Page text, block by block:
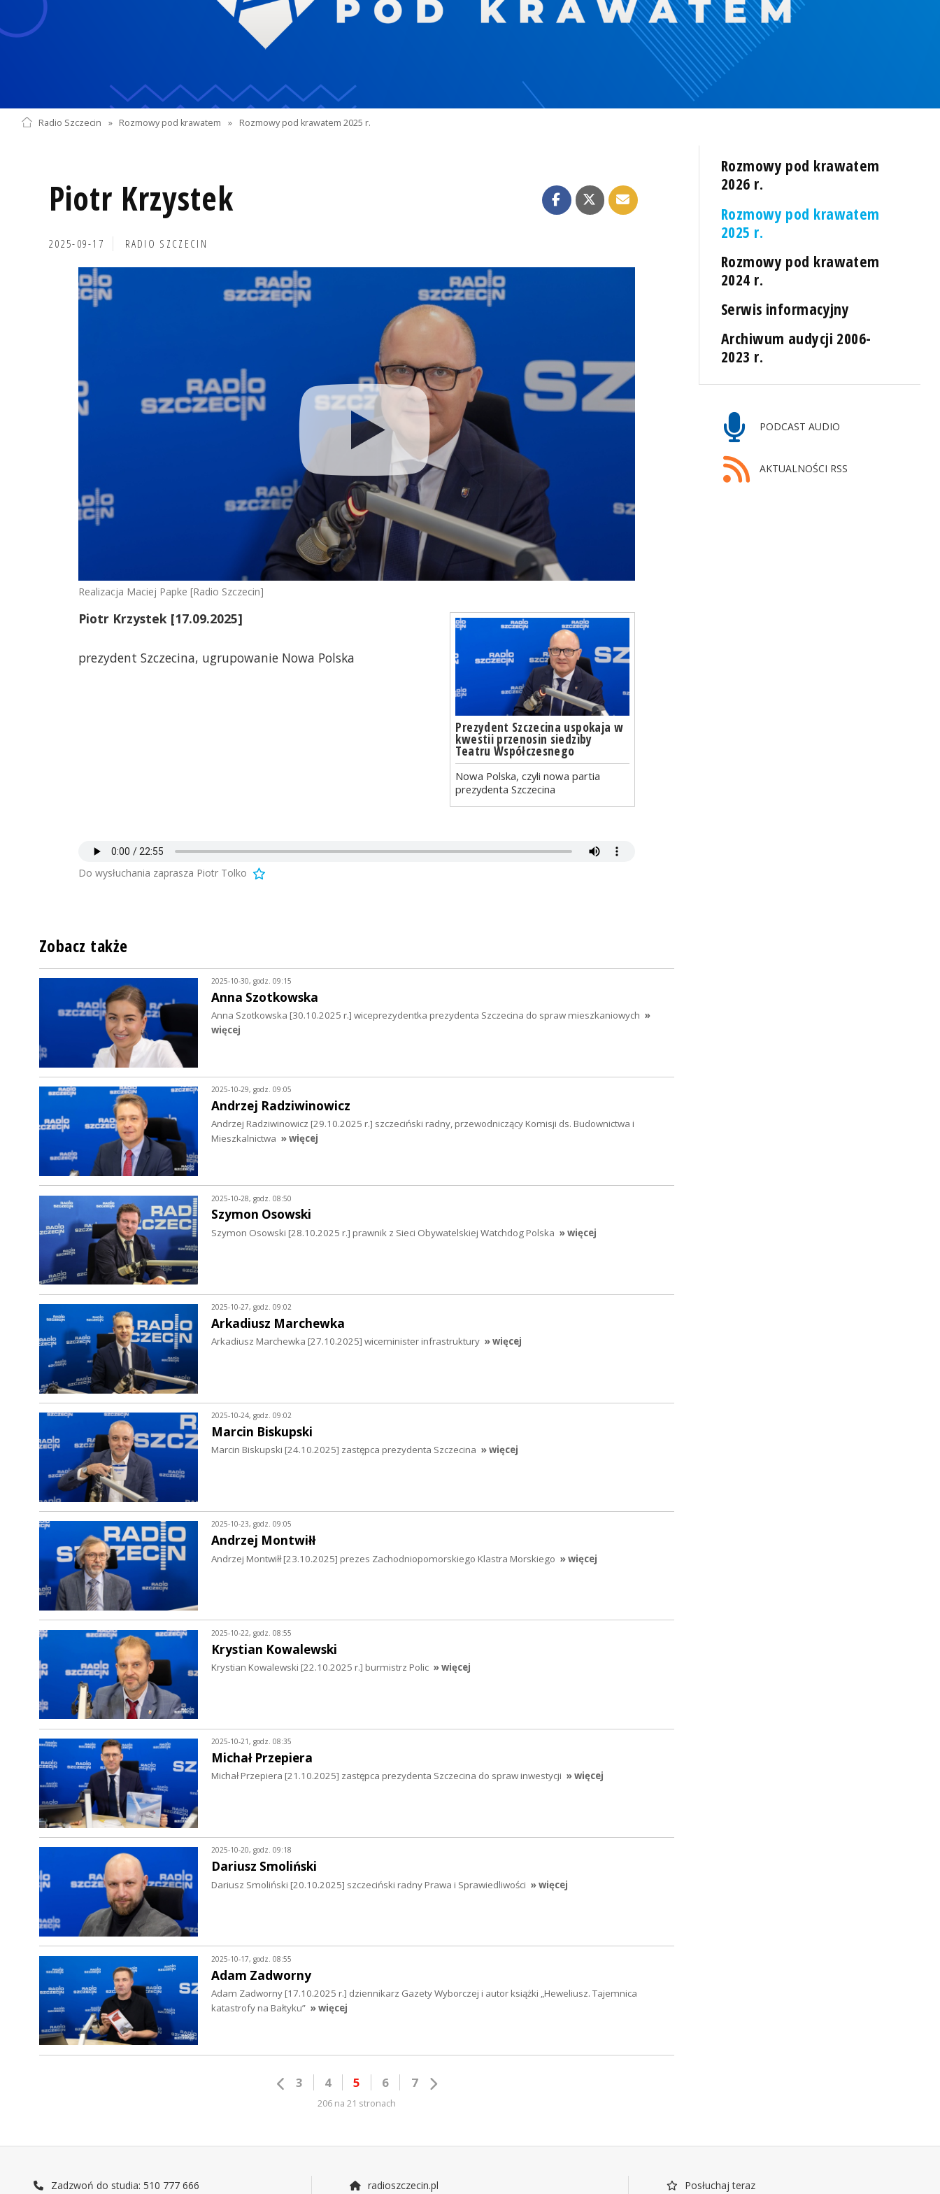
Radio Szczecin » Rozmowy pod krawatem » Rozmowy pod krawatem 2025 r.
Piotr Krzystek
2025-09-17 RADIO SZCZECIN
Realizacja Maciej Papke [Radio Szczecin]
Prezydent Szczecina uspokaja w
kwestii przenosin siedziby
Teatru Współczesnego
Nowa Polska, czyli nowa partia
prezydenta Szczecina
Piotr Krzystek [17.09.2025]
prezydent Szczecina, ugrupowanie Nowa Polska
Do wysłuchania zaprasza Piotr Tolko
Rozmowy pod krawatem
2026 r.
Rozmowy pod krawatem
2025 r.
Rozmowy pod krawatem
2024 r.
Serwis informacyjny
Archiwum audycji 2006-
2023 r.
PODCAST AUDIO
AKTUALNOŚCI RSS
Zobacz także
2025-10-30, godz. 09:15
Anna Szotkowska
Anna Szotkowska [30.10.2025 r.] wiceprezydentka prezydenta Szczecina do spraw mieszkaniowych »
więcej
2025-10-29, godz. 09:05
Andrzej Radziwinowicz
Andrzej Radziwinowicz [29.10.2025 r.] szczeciński radny, przewodniczący Komisji ds. Budownictwa i
Mieszkalnictwa » więcej
2025-10-28, godz. 08:50
Szymon Osowski
Szymon Osowski [28.10.2025 r.] prawnik z Sieci Obywatelskiej Watchdog Polska » więcej
2025-10-27, godz. 09:02
Arkadiusz Marchewka
Arkadiusz Marchewka [27.10.2025] wiceminister infrastruktury » więcej
2025-10-24, godz. 09:02
Marcin Biskupski
Marcin Biskupski [24.10.2025] zastępca prezydenta Szczecina » więcej
2025-10-23, godz. 09:05
Andrzej Montwiłł
Andrzej Montwiłł [23.10.2025] prezes Zachodniopomorskiego Klastra Morskiego » więcej
2025-10-22, godz. 08:55
Krystian Kowalewski
Krystian Kowalewski [22.10.2025 r.] burmistrz Polic » więcej
2025-10-21, godz. 08:35
Michał Przepiera
Michał Przepiera [21.10.2025] zastępca prezydenta Szczecina do spraw inwestycji » więcej
2025-10-20, godz. 09:18
Dariusz Smoliński
Dariusz Smoliński [20.10.2025] szczeciński radny Prawa i Sprawiedliwości » więcej
2025-10-17, godz. 08:55
Adam Zadworny
Adam Zadworny [17.10.2025 r.] dziennikarz Gazety Wyborczej i autor książki „Heweliusz. Tajemnica
katastrofy na Bałtyku” » więcej
3 4 5 6 7
206 na 21 stronach
Zadzwoń do studia: 510 777 666 radioszczecin.pl Posłuchaj teraz